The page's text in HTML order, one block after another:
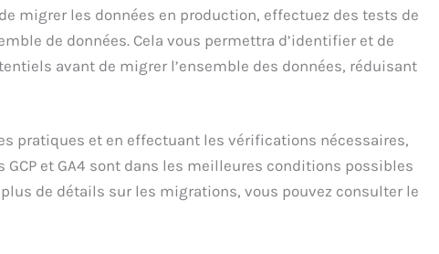
migrer les données en production, effectuez des tests de
de données. Cela vous permettra d’identifier et de
avant de migrer l’ensemble des données, réduisant
pratiques et en effectuant les vérifications nécessaires,
GCP et GA4 sont dans les meilleures conditions possibles
de détails sur les migrations, vous pouvez consulter le